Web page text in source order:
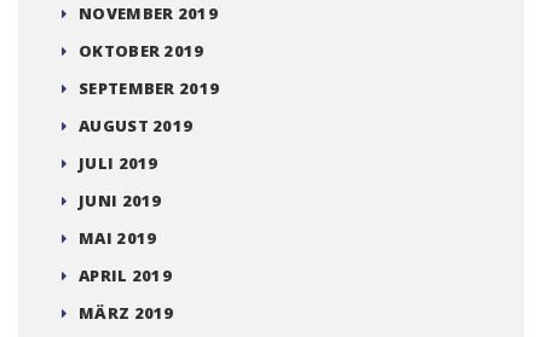
NOVEMBER 2019
OKTOBER 2019
SEPTEMBER 2019
AUGUST 2019
JULI 2019
JUNI 2019
MAI 2019
APRIL 2019
MÄRZ 2019